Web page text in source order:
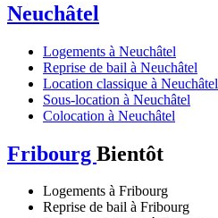
Neuchâtel
Logements à Neuchâtel
Reprise de bail à Neuchâtel
Location classique à Neuchâtel
Sous-location à Neuchâtel
Colocation à Neuchâtel
Fribourg Bientôt
Logements à Fribourg
Reprise de bail à Fribourg